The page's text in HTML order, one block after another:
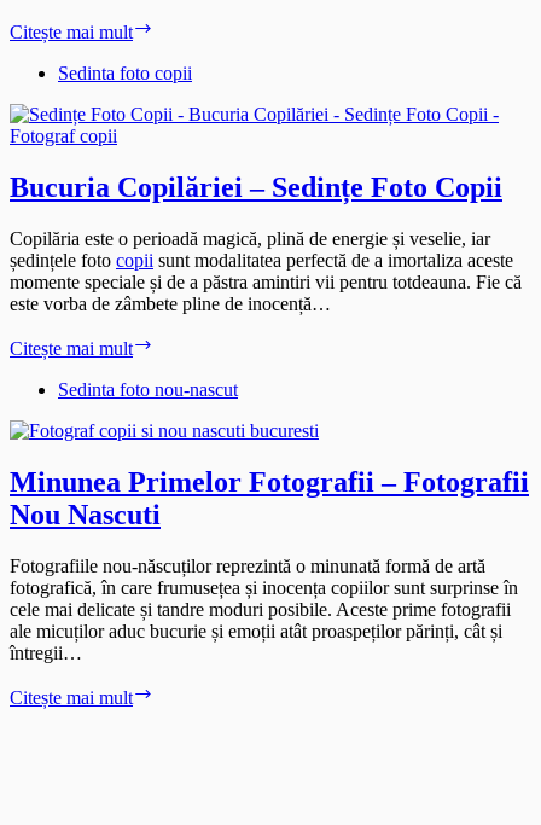
Citește mai mult
București
Îmbrățișând
Unice
Sedinta foto copii
Bucuria Copilăriei – Sedințe Foto Copii
Copilăria este o perioadă magică, plină de energie și veselie, iar
ședințele foto copii sunt modalitatea perfectă de a imortaliza aceste
momente speciale și de a păstra amintiri vii pentru totdeauna. Fie că
este vorba de zâmbete pline de inocență…
Citește mai mult
–
Foto
Sedinta foto nou-nascut
Minunea Primelor Fotografii – Fotografii
Nou Nascuti
Fotografiile nou-născuților reprezintă o minunată formă de artă
fotografică, în care frumusețea și inocența copiilor sunt surprinse în
cele mai delicate și tandre moduri posibile. Aceste prime fotografii
ale micuților aduc bucurie și emoții atât proaspeților părinți, cât și
întregii…
Citește mai mult